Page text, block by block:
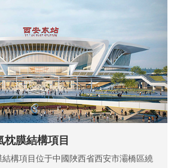
膜結構項目
構項目位于中國陜西省西安市灞橋區繞